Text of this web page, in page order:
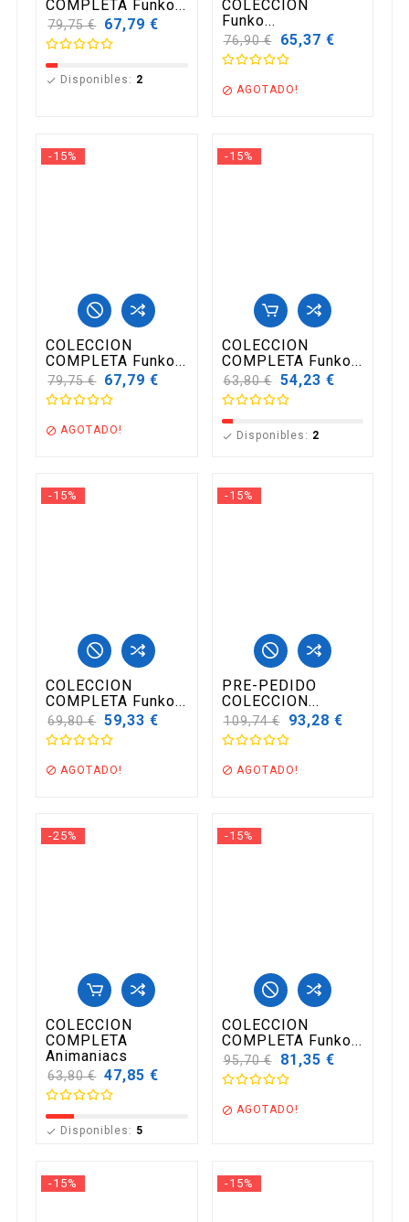
COMPLETA Funko...
Precio
base
79,75 € 67,79 €
 Disponibles: 2
COLECCION
Funko...
Precio
base
76,90 € 65,37 €
 AGOTADO!
-15%
COLECCION
COMPLETA Funko...
Precio
base
79,75 € 67,79 €
 AGOTADO!
-15%
COLECCION
COMPLETA Funko...
Precio
base
63,80 € 54,23 €
 Disponibles: 2
-15%
COLECCION
COMPLETA Funko...
Precio
base
69,80 € 59,33 €
 AGOTADO!
-15%
PRE-PEDIDO
COLECCION...
Precio
base
109,74 € 93,28 €
 AGOTADO!
-25%
COLECCION
COMPLETA
Animaniacs
Precio
base
63,80 € 47,85 €
 Disponibles: 5
-15%
COLECCION
COMPLETA Funko...
Precio
base
95,70 € 81,35 €
 AGOTADO!
-15% -15%